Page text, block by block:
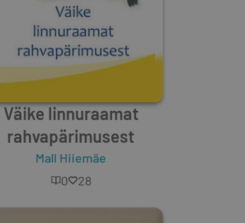
Väike linnuraamat
rahvapärimusest
Mall Hiiemäe
0
28